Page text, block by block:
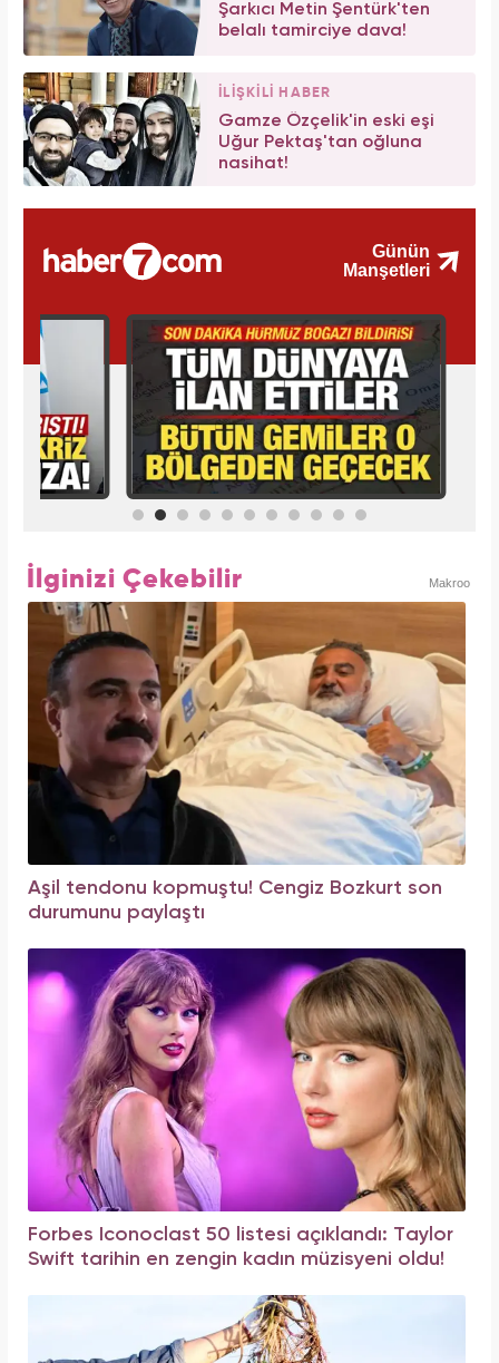
Şarkıcı Metin Şentürk'ten
belalı tamirciye dava!
İLİŞKİLİ HABER
Gamze Özçelik'in eski eşi
Uğur Pektaş'tan oğluna
nasihat!
İlginizi Çekebilir Makroo
Aşil tendonu kopmuştu! Cengiz Bozkurt son
durumunu paylaştı
Forbes Iconoclast 50 listesi açıklandı: Taylor
Swift tarihin en zengin kadın müzisyeni oldu!